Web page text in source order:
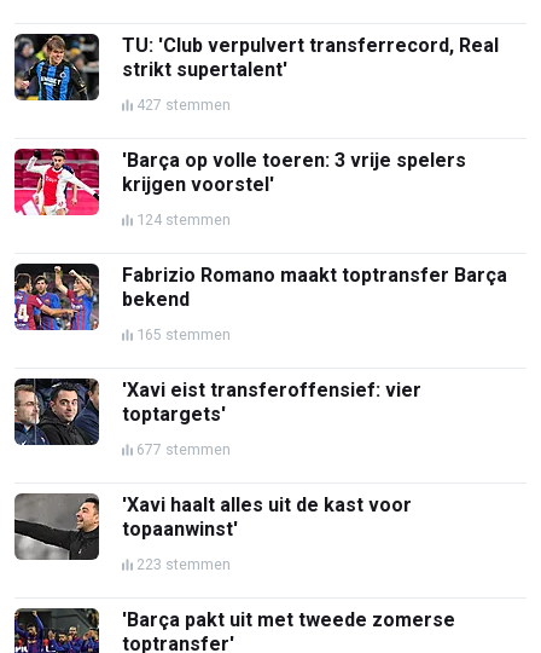
TU: 'Club verpulvert transferrecord, Real
strikt supertalent'
427 stemmen
'Barça op volle toeren: 3 vrije spelers
krijgen voorstel'
124 stemmen
Fabrizio Romano maakt toptransfer Barça
bekend
165 stemmen
'Xavi eist transferoffensief: vier
toptargets'
677 stemmen
'Xavi haalt alles uit de kast voor
topaanwinst'
223 stemmen
'Barça pakt uit met tweede zomerse
toptransfer'